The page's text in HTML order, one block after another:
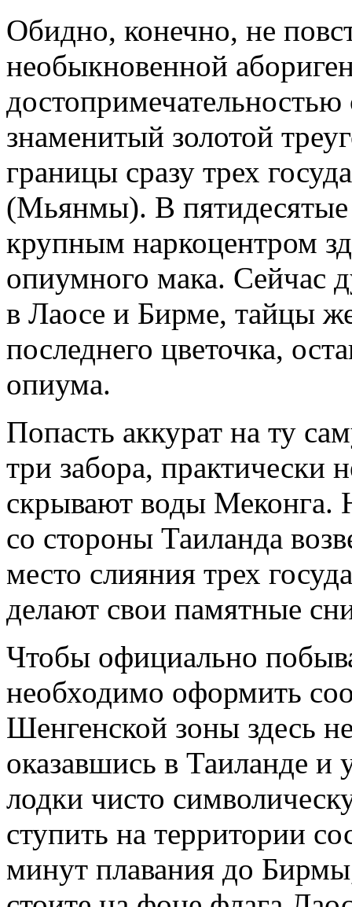
Обидно, конечно, не
необыкновенной
достопримечательностью
знаменитый золотой
границы сразу трех
(Мьянмы). В пятидесятые
крупным наркоцентром
опиумного мака. Сейчас
в Лаосе и Бирме, тайцы
последнего цветочка,
опиума.
Попасть аккурат на ту
три забора, практически
скрывают воды Меконга.
со стороны Таиланда
место слияния трех
делают свои памятные
Чтобы официально
необходимо оформить
Шенгенской зоны здесь
оказавшись в Таиланде и
лодки чисто
ступить на территории
минут плавания до